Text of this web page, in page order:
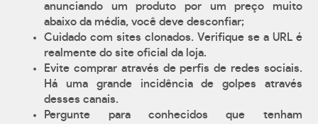
anunciando um produto por um preço muito
abaixo da média, você deve desconfiar;
Cuidado com sites clonados. Verifique se a URL é
realmente do site oficial da loja.
Evite comprar através de perfis de redes sociais.
Há uma grande incidência de golpes através
desses canais.
Pergunte para conhecidos que tenham